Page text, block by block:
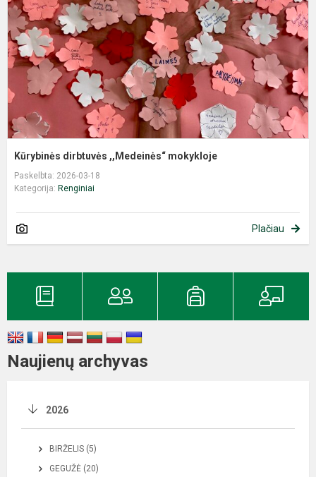
Kūrybinės dirbtuvės ,,Medeinės“ mokykloje
Paskelbta: 2026-03-18
Kategorija: Renginiai
Plačiau
Naujienų archyvas
2026
BIRŽELIS (5)
GEGUŽĖ (20)